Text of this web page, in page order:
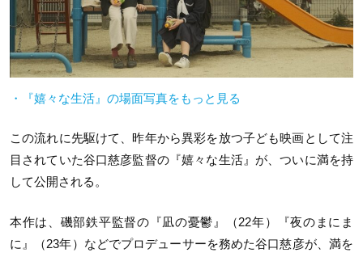
・『嬉々な生活』の場面写真をもっと見る
この流れに先駆けて、昨年から異彩を放つ子ども映画として注
目されていた谷口慈彦監督の『嬉々な生活』が、ついに満を持
して公開される。
本作は、磯部鉄平監督の『凪の憂鬱』（22年）『夜のまにま
に』（23年）などでプロデューサーを務めた谷口慈彦が、満を